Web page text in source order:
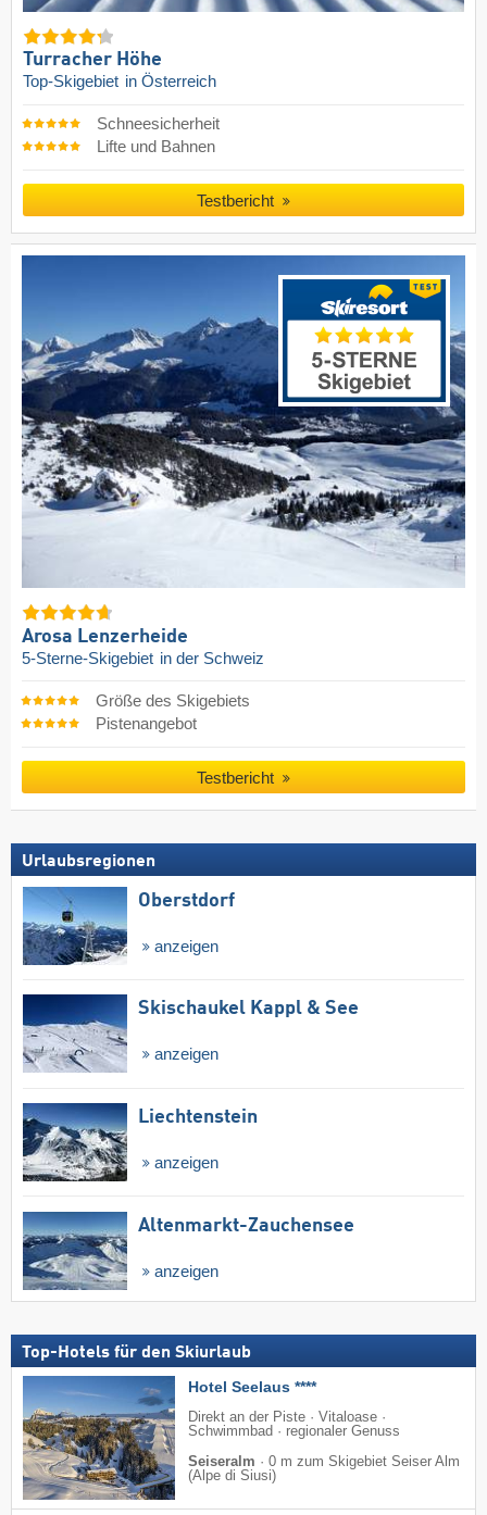
Turracher Höhe
Top-Skigebiet in Österreich
Schneesicherheit
Lifte und Bahnen
Testbericht
Arosa Lenzerheide
5-Sterne-Skigebiet in der Schweiz
Größe des Skigebiets
Pistenangebot
Testbericht
Urlaubsregionen
Oberstdorf
anzeigen
Skischaukel Kappl & See
anzeigen
Liechtenstein
anzeigen
Altenmarkt-Zauchensee
anzeigen
Top-Hotels für den Skiurlaub
Hotel Seelaus ****
Direkt an der Piste · Vitaloase ·
Schwimmbad · regionaler Genuss
Seiseralm · 0 m zum Skigebiet Seiser Alm
(Alpe di Siusi)